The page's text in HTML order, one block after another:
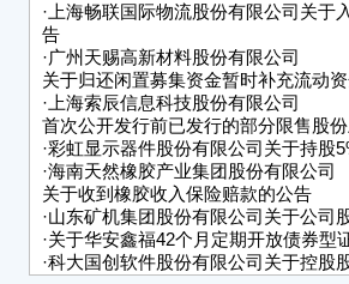
· 上海畅联国际物流股份有限公司关
告
·广州天赐高新材料股份有限公司
关于归还闲置募集资金暂时补充流动
· 上海索辰信息科技股份有限公司
首次公开发行前已发行的部分限售股
·彩虹显示器件股份有限公司关于持股
·海南天然橡胶产业集团股份有限公司
关于收到橡胶收入保险赔款的公告
·山东矿机集团股份有限公司关于公司
·关于华安鑫福42个月定期开放债券型
·科大国创软件股份有限公司关于控股